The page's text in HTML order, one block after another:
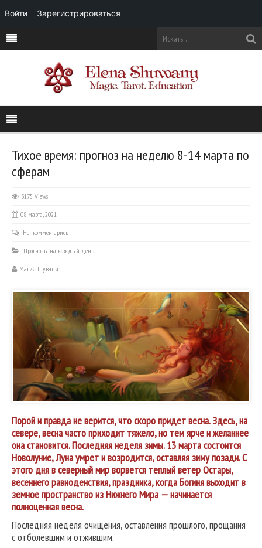
Тихое время: прогноз на неделю 8-14 марта по
сферам
3175 Views
08 марта, 2021
Нет комментариев
Прогнозы на каждый день
Магия Шувани
Порой и правда не верится, что скоро придет весна. Здесь, на
севере, весна часто приходит тяжело, но тем ярче и желаннее
она становится. Последняя неделя зимы. 13 марта состоится
Новолуние, Луна умрет и возродится, оставляя зиму позади. С
этого дня в северный мир ворвется теплый ветер Остары,
весеннего равноденствия, праздника, когда Богиня выходит в
земное пространство из Нижнего Мира — начинается
полноценная весна.
Последняя неделя очищения, оставления прошлого, прощания
с отболевшим и отжившим.
Войти Зарегистрироваться